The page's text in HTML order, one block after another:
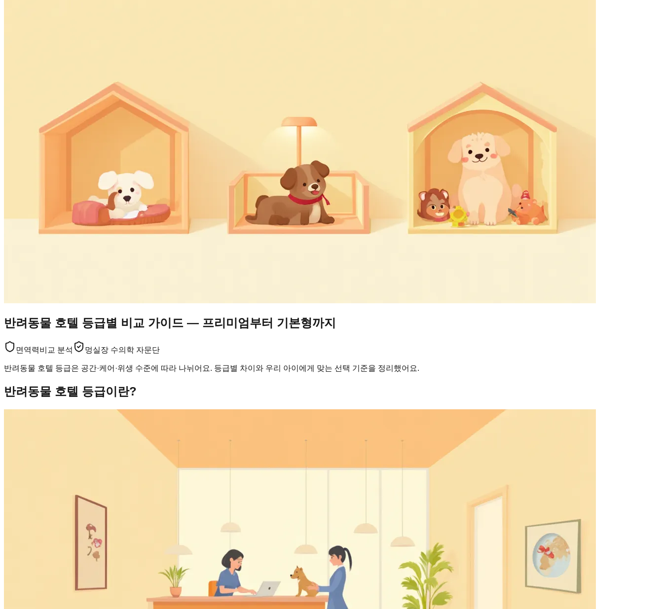
반려동물 호텔 등급별 비교 가이드 — 프리미엄부터 기본형까지
면역력비교 분석 멍실장 수의학 자문단
반려동물 호텔 등급은 공간·케어·위생 수준에 따라 나뉘어요. 등급별 차이와 우리 아이에게 맞는 선택 기준을 정리했어요.
반려동물 호텔 등급이란?